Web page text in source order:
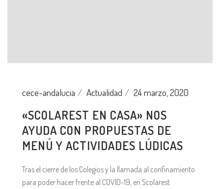
cece-andalucia Actualidad 24 marzo, 2020
«SCOLAREST EN CASA» NOS
AYUDA CON PROPUESTAS DE
MENÚ Y ACTIVIDADES LÚDICAS
Tras el cierre de los Colegios y la llamada al confinamiento
para poder hacer frente al COVID-19, en Scolarest